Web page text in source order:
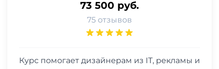
73 500 руб.
75 отзывов
Курс помогает дизайнерам из IT, рекламы и